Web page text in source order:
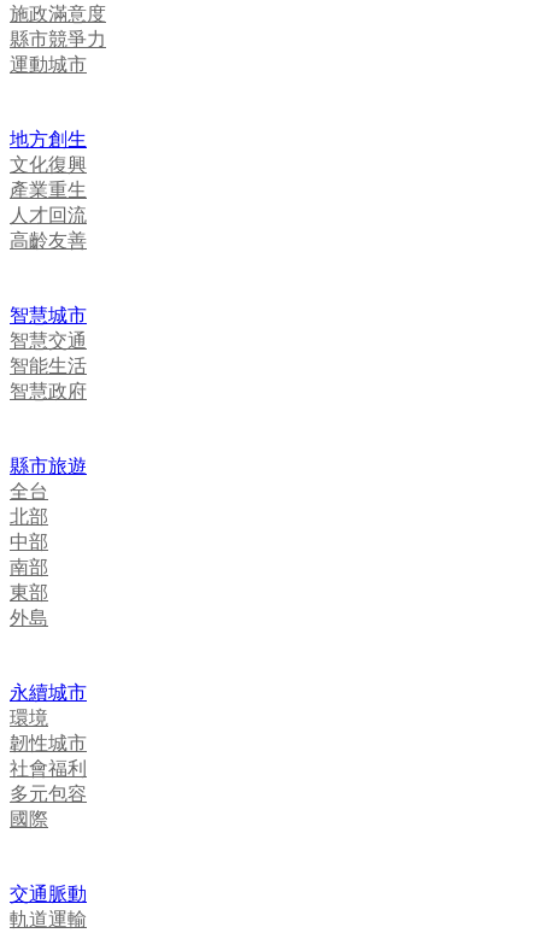
施政滿意度
縣市競爭力
運動城市
地方創生
文化復興
產業重生
人才回流
高齡友善
智慧城市
智慧交通
智能生活
智慧政府
縣市旅遊
全台
北部
中部
南部
東部
外島
永續城市
環境
韌性城市
社會福利
多元包容
國際
交通脈動
軌道運輸